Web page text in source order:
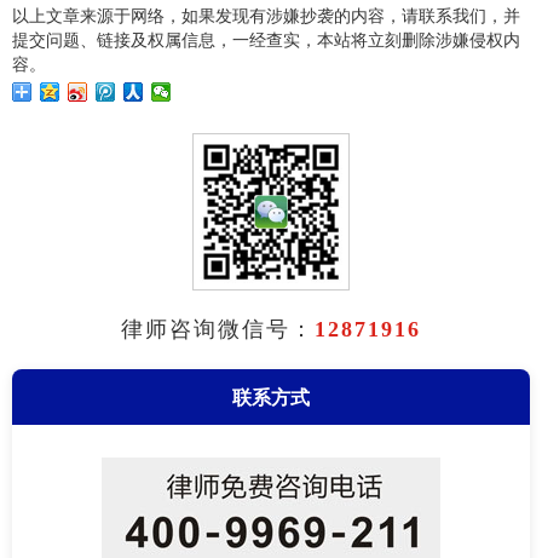
以上文章来源于网络，如果发现有涉嫌抄袭的内容，请联系我们，并
提交问题、链接及权属信息，一经查实，本站将立刻删除涉嫌侵权内
容。
律师咨询微信号： 12871916
联系方式